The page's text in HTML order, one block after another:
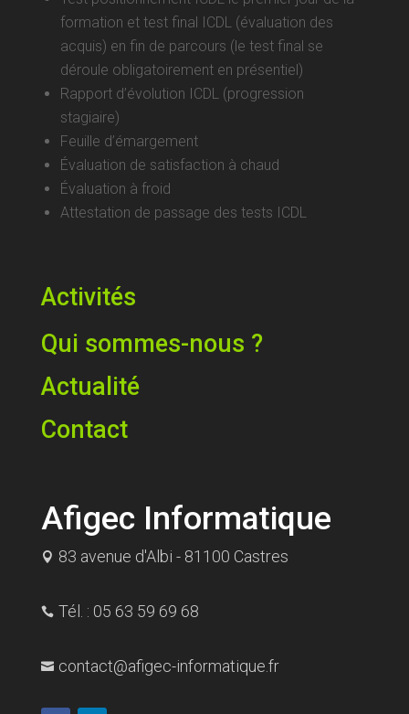
formation et test final ICDL (évaluation des
acquis) en fin de parcours (le test final se
déroule obligatoirement en présentiel)
Rapport d’évolution ICDL (progression
stagiaire)
Feuille d’émargement
Évaluation de satisfaction à chaud
Évaluation à froid
Attestation de passage des tests ICDL
Activités
Qui sommes-nous ?
Actualité
Contact
Afigec Informatique
 83 avenue d'Albi - 81100 Castres
 Tél. : 05 63 59 69 68
 contact@afigec-informatique.fr